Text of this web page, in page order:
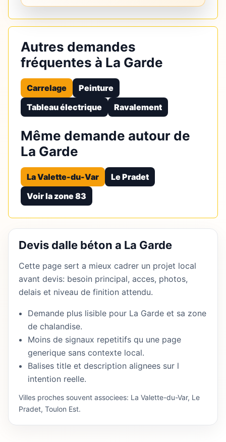
Autres demandes
fréquentes à La Garde
Carrelage
Peinture
Tableau électrique
Ravalement
Même demande autour de
La Garde
La Valette-du-Var
Le Pradet
Voir la zone 83
Devis dalle béton a La Garde
Cette page sert a mieux cadrer un projet local
avant devis: besoin principal, acces, photos,
delais et niveau de finition attendu.
Demande plus lisible pour La Garde et sa zone
de chalandise.
Moins de signaux repetitifs qu une page
generique sans contexte local.
Balises title et description alignees sur l
intention reelle.
Villes proches souvent associees: La Valette-du-Var, Le
Pradet, Toulon Est.